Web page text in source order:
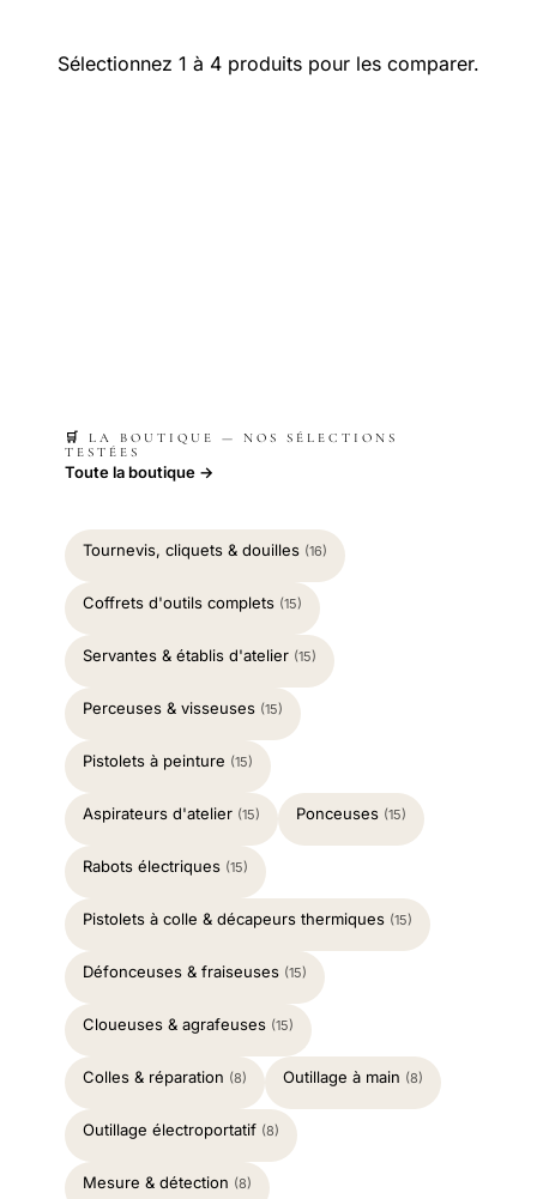
Sélectionnez 1 à 4 produits pour les comparer.
🛒 LA BOUTIQUE — NOS SÉLECTIONS
TESTÉES
Toute la boutique →
Tournevis, cliquets & douilles (16)
Coffrets d'outils complets (15)
Servantes & établis d'atelier (15)
Perceuses & visseuses (15)
Pistolets à peinture (15)
Aspirateurs d'atelier (15) Ponceuses (15)
Rabots électriques (15)
Pistolets à colle & décapeurs thermiques (15)
Défonceuses & fraiseuses (15)
Cloueuses & agrafeuses (15)
Colles & réparation (8) Outillage à main (8)
Outillage électroportatif (8)
Mesure & détection (8)